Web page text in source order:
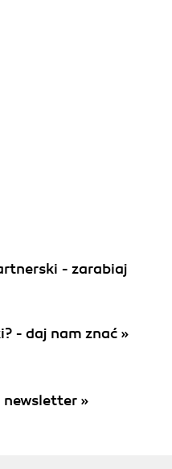
Panasiuk
- zarabiaj
- daj nam znać »
»